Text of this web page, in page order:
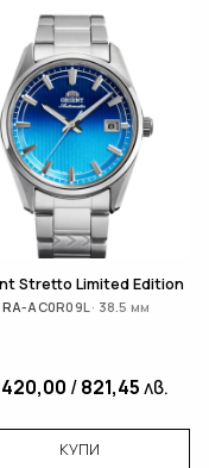
Stretto Limited Edition
RA-AC0R09L · 38.5 мм
420,00 /821,45лв.
КУПИ